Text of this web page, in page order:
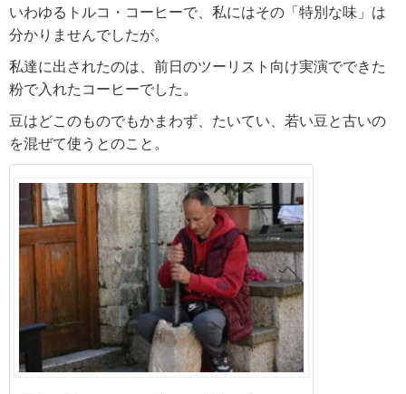
いわゆるトルコ・コーヒーで、私にはその「特別な味」は
分かりませんでしたが。
私達に出されたのは、前日のツーリスト向け実演でできた
粉で入れたコーヒーでした。
豆はどこのものでもかまわず、たいてい、若い豆と古いの
を混ぜて使うとのこと。